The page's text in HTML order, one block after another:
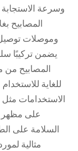
وسرعة
المصابيح
يضمن تركيبًا
المصابيح من
للغاية
الاستخدامات مثل
على مظهر
السلامة على
مثالية